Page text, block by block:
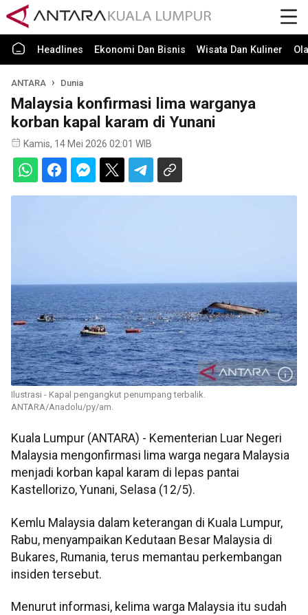
Headlines Ekonomi Dan Bisnis Wisata Dan Kuliner
ANTARA Dunia
Malaysia konfirmasi lima warganya
korban kapal karam di Yunani
Kamis, 14 Mei 2026 02:01 WIB
Ilustrasi - Kapal pengangkut penumpang terbalik.
ANTARA/Anadolu/py/am.
Kuala Lumpur (ANTARA) - Kementerian Luar Negeri
Malaysia mengonfirmasi lima warga negara Malaysia
menjadi korban kapal karam di lepas pantai
Kastellorizo, Yunani, Selasa (12/5).
Kemlu Malaysia dalam keterangan di Kuala Lumpur,
Rabu, menyampaikan Kedutaan Besar Malaysia di
Bukares, Rumania, terus memantau perkembangan
insiden tersebut.
Menurut informasi, kelima warga Malaysia itu sudah